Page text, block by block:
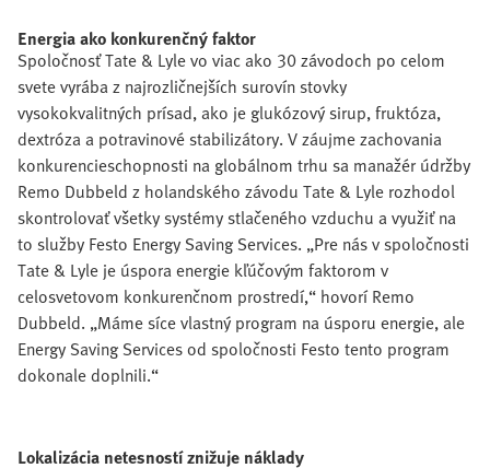
Energia ako konkurenčný faktor
Spoločnosť Tate & Lyle vo viac ako 30 závodoch po celom
svete vyrába z najrozličnejších surovín stovky
vysokokvalitných prísad, ako je glukózový sirup, fruktóza,
dextróza a potravinové stabilizátory. V záujme zachovania
konkurencieschopnosti na globálnom trhu sa manažér údržby
Remo Dubbeld z holandského závodu Tate & Lyle rozhodol
skontrolovať všetky systémy stlačeného vzduchu a využiť na
to služby Festo Energy Saving Services. „Pre nás v spoločnosti
Tate & Lyle je úspora energie kľúčovým faktorom v
celosvetovom konkurenčnom prostredí,“ hovorí Remo
Dubbeld. „Máme síce vlastný program na úsporu energie, ale
Energy Saving Services od spoločnosti Festo tento program
dokonale doplnili.“
Lokalizácia netesností znižuje náklady